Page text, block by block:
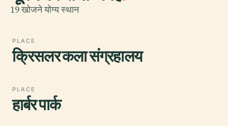
19 खोजने योग्य स्थान
PLACE
क्रिसलर कला संग्रहालय
PLACE
हार्बर पार्क